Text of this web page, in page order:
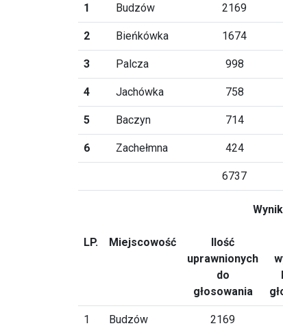
1 Budzów 2169
2 Bieńkówka 1674
3 Palcza 998
4 Jachówka 758
5 Baczyn 714
6 Zachełmna 424
6737
LP. Miejscowość
Ilość
uprawnionych
do
głosowania
1 Budzów 2169